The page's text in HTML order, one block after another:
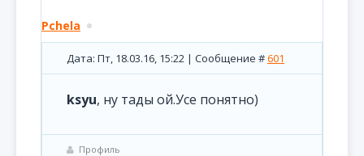
Pchela
Дата: Пт, 18.03.16, 15:22 | Сообщение #601
ksyu, ну тады ой.Усе понятно)
Профиль